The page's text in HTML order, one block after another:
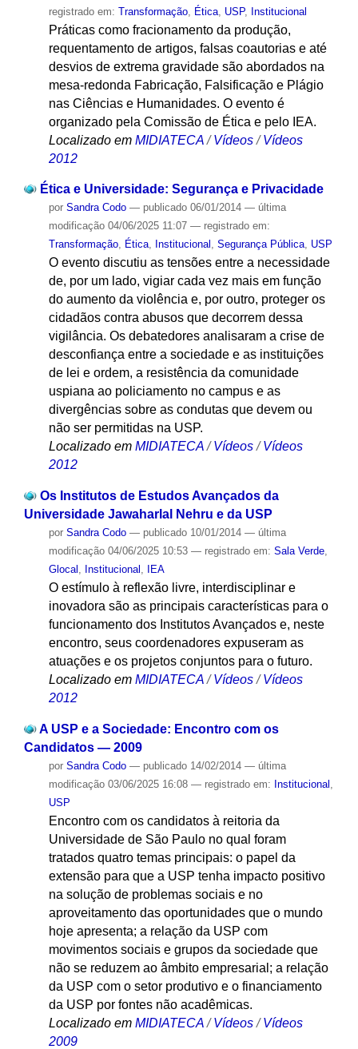
registrado em: Transformação, Ética, USP, Institucional
Práticas como fracionamento da produção,
requentamento de artigos, falsas coautorias e até
desvios de extrema gravidade são abordados na
mesa-redonda Fabricação, Falsificação e Plágio
nas Ciências e Humanidades. O evento é
organizado pela Comissão de Ética e pelo IEA.
Localizado em MIDIATECA /Vídeos /Vídeos
2012
Ética e Universidade: Segurança e Privacidade
por Sandra Codo — publicado06/01/2014 — última
modificação04/06/2025 11:07 — registrado em:
Transformação, Ética, Institucional , Segurança Pública, USP
O evento discutiu as tensões entre a necessidade
de, por um lado, vigiar cada vez mais em função
do aumento da violência e, por outro, proteger os
cidadãos contra abusos que decorrem dessa
vigilância. Os debatedores analisaram a crise de
desconfiança entre a sociedade e as instituições
de lei e ordem, a resistência da comunidade
uspiana ao policiamento no campus e as
divergências sobre as condutas que devem ou
não ser permitidas na USP.
Localizado em MIDIATECA / Vídeos / Vídeos
2012
Os Institutos de Estudos Avançados da
Universidade Jawaharlal Nehru e da USP
por Sandra Codo — publicado10/01/2014 — última
modificação04/06/2025 10:53 — registrado em: Sala Verde,
Glocal , Institucional , IEA
O estímulo à reflexão livre, interdisciplinar e
inovadora são as principais características para o
funcionamento dos Institutos Avançados e, neste
encontro, seus coordenadores expuseram as
atuações e os projetos conjuntos para o futuro.
Localizado em MIDIATECA /Vídeos /Vídeos
2012
A USP e a Sociedade: Encontro com os
Candidatos — 2009
por Sandra Codo — publicado14/02/2014 — última
modificação03/06/2025 16:08 — registrado em: Institucional
USP
Encontro com os candidatos à reitoria da
Universidade de São Paulo no qual foram
tratados quatro temas principais: o papel da
extensão para que a USP tenha impacto positivo
na solução de problemas sociais e no
aproveitamento das oportunidades que o mundo
hoje apresenta; a relação da USP com
movimentos sociais e grupos da sociedade que
não se reduzem ao âmbito empresarial; a relação
da USP com o setor produtivo e o financiamento
da USP por fontes não acadêmicas.
Localizado em MIDIATECA /Vídeos /Vídeos
2009